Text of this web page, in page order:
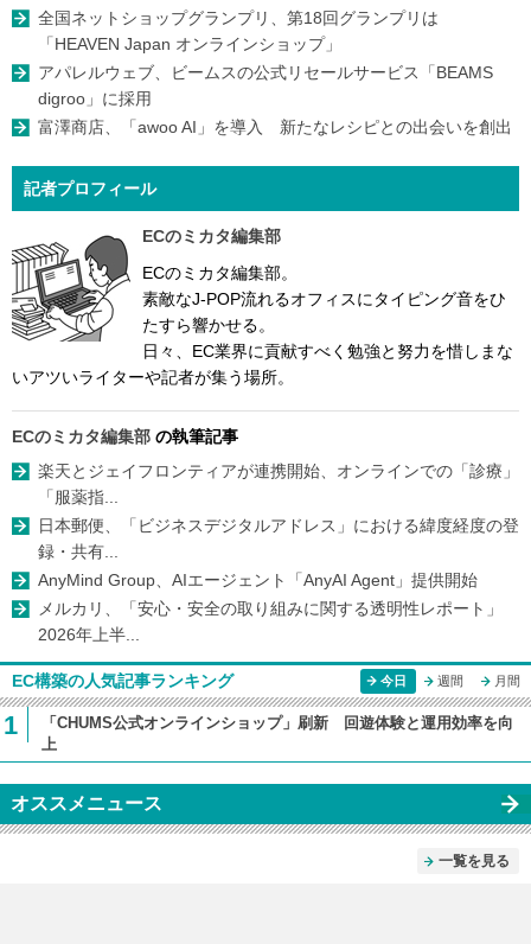
全国ネットショップグランプリ、第18回グランプリは
「HEAVEN Japan オンラインショップ」
アパレルウェブ、ビームスの公式リセールサービス「BEAMS
digroo」に採用
富澤商店、「awoo AI」を導入 新たなレシピとの出会いを創出
記者プロフィール
ECのミカタ編集部
ECのミカタ編集部。
素敵なJ-POP流れるオフィスにタイピング音をひ
たすら響かせる。
日々、EC業界に貢献すべく勉強と努力を惜しまな
いアツいライターや記者が集う場所。
ECのミカタ編集部 の執筆記事
楽天とジェイフロンティアが連携開始、オンラインでの「診療」
「服薬指...
日本郵便、「ビジネスデジタルアドレス」における緯度経度の登
録・共有...
AnyMind Group、AIエージェント「AnyAI Agent」提供開始
メルカリ、「安心・安全の取り組みに関する透明性レポート」
2026年上半...
EC構築の人気記事ランキング 今日 週間 月間
1
「CHUMS公式オンラインショップ」刷新 回遊体験と運用効率を向
上
オススメニュース
一覧を見る